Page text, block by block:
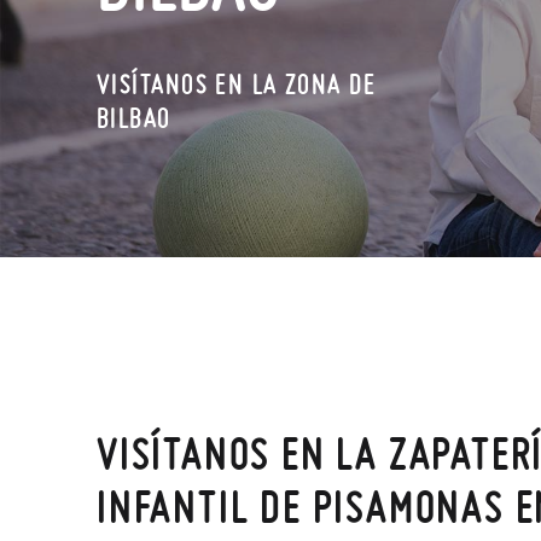
VISÍTANOS EN LA ZONA DE
BILBAO
VISÍTANOS EN LA
INFANTIL DE PISAMONAS